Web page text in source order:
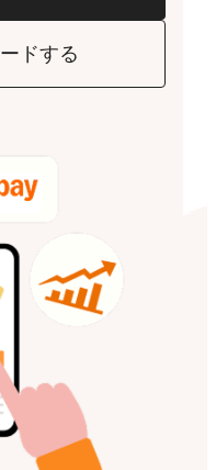
ドする